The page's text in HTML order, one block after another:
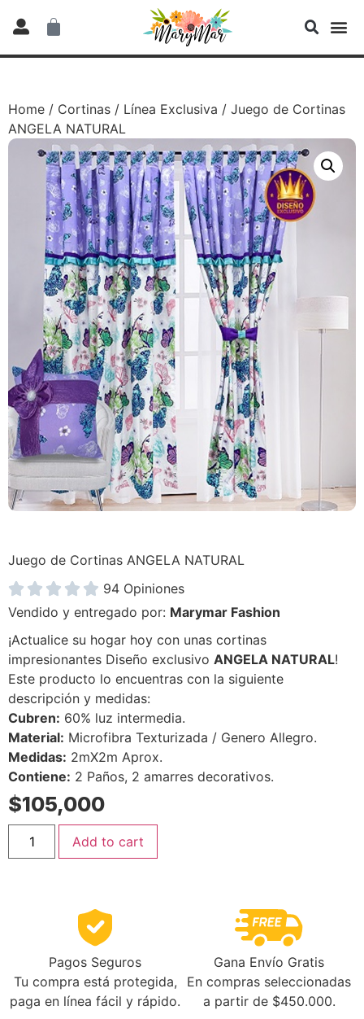
Home / Cortinas / Línea Exclusiva / Juego de Cortinas
ANGELA NATURAL
Juego de Cortinas ANGELA NATURAL
     94 Opiniones
Vendido y entregado por: Marymar Fashion
¡Actualice su hogar hoy con unas cortinas
impresionantes Diseño exclusivo ANGELA NATURAL!
Este producto lo encuentras con la siguiente
descripción y medidas:
Cubren: 60% luz intermedia.
Material: Microfibra Texturizada / Genero Allegro.
Medidas: 2mX2m Aprox.
Contiene: 2 Paños, 2 amarres decorativos.
$105,000
Add to cart
Pagos Seguros
Tu compra está protegida,
paga en línea fácil y rápido.
Gana Envío Gratis
En compras seleccionadas
a partir de $450.000.